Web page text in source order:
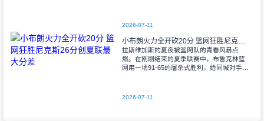
2026-07-11
小布朗火力全开砍20分 篮网狂胜尼克斯26分创夏联最大分差
拉斯维加斯的夏夜被篮网队的青春风暴点
燃。在刚刚结束的夏季联赛中，布鲁克林篮
网用一场91-65的屠杀式胜利，给同城对手尼
2026-07-11